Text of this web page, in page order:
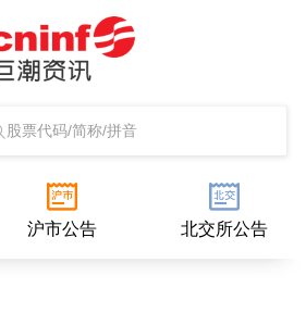
股票代码/简称/拼音
沪市公告 北交所公告